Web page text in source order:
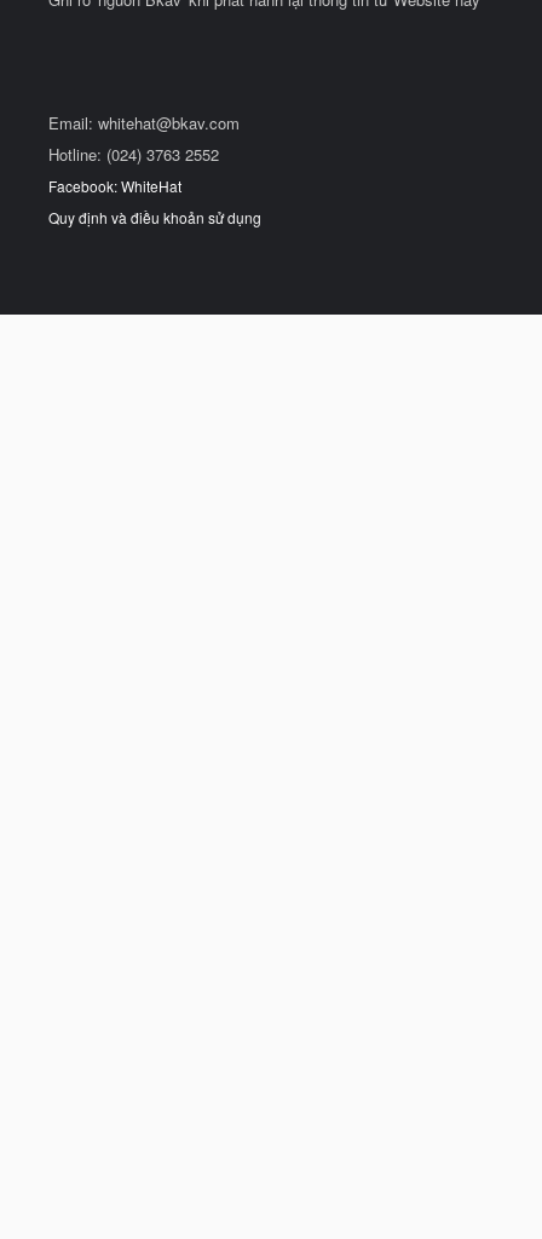
Email: whitehat@bkav.com
Hotline: (024) 3763 2552
Facebook: WhiteHat
Quy định và điều khoản sử dụng